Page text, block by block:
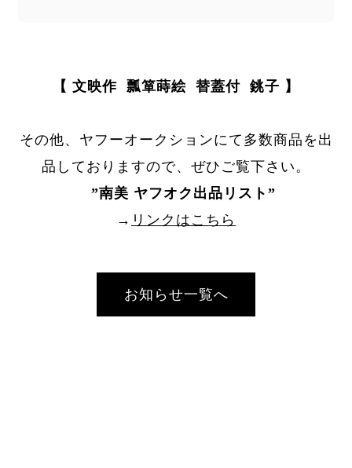
【 文映作 瓢箪蒔絵 替蓋付 銚子 】
その他、ヤフーオークションにて多数商品を出
品しておりますので、ぜひご覧下さい。
”南美 ヤフオク出品リスト ”
→ リンクはこちら
お知らせ一覧へ